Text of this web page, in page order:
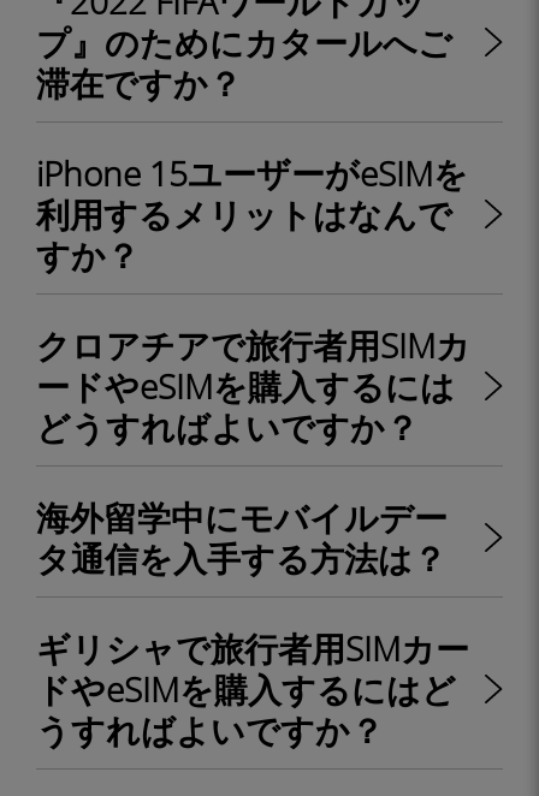
プ』のためにカタールへご
滞在ですか？
iPhone 15ユーザーがeSIMを
利用するメリットはなんで
すか？
クロアチアで旅行者用SIMカ
ードやeSIMを購入するには
どうすればよいですか？
海外留学中にモバイルデー
タ通信を入手する方法は？
ギリシャで旅行者用SIMカー
ドやeSIMを購入するにはど
うすればよいですか？